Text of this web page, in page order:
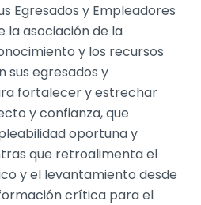
Egresados y Empleadores
la asociación de la
y los recursos
sus egresados y
fortalecer y estrechar
y confianza, que
oportuna y
que retroalimenta el
y el levantamiento desde
crítica para el